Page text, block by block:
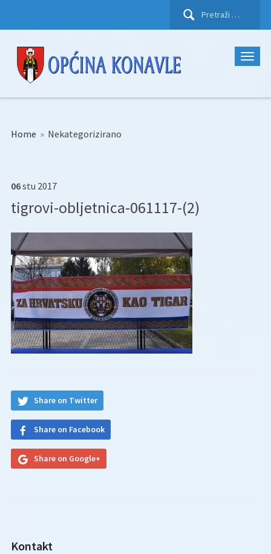
Pretraži:
Home » Nekategorizirano
06stu 2017
tigrovi-obljetnica-061117-(2)
Share on Twitter
Share on Facebook
Share on Google+
Kontakt